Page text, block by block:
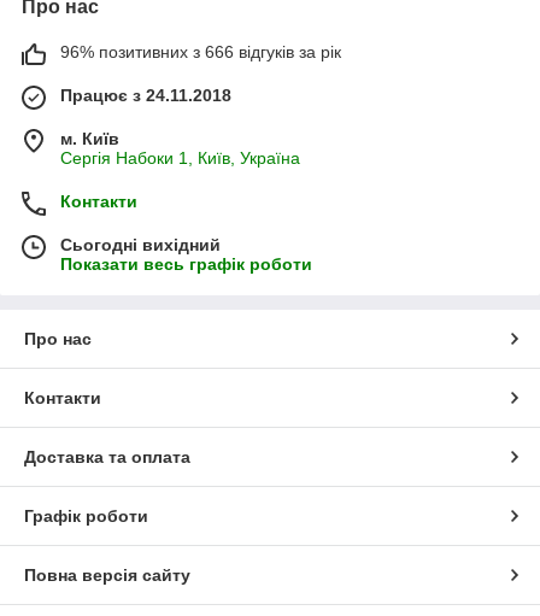
Про нас
96% позитивних з 666 відгуків за рік
Працює з 24.11.2018
м. Київ
Сергія Набоки 1, Київ, Україна
Контакти
Сьогодні вихідний
Показати весь графік роботи
Про нас
Контакти
Доставка та оплата
Графік роботи
Повна версія сайту